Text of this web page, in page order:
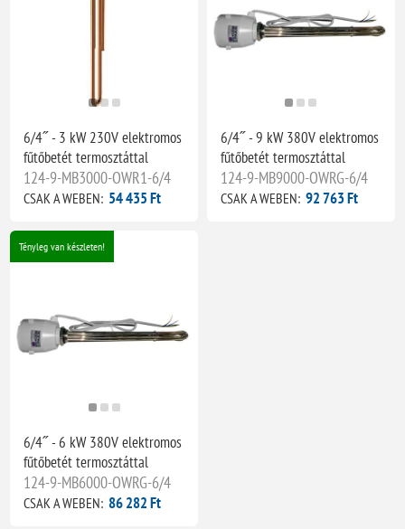
6/4˝ - 3 kW 230V elektromos
fűtőbetét termosztáttal
124-9-MB3000-OWR1-6/4
CSAK A WEBEN: 54 435 Ft
6/4˝ - 9 kW 380V elektromos
fűtőbetét termosztáttal
124-9-MB9000-OWRG-6/4
CSAK A WEBEN: 92 763 Ft
Tényleg van készleten!
6/4˝ - 6 kW 380V elektromos
fűtőbetét termosztáttal
124-9-MB6000-OWRG-6/4
CSAK A WEBEN: 86 282 Ft